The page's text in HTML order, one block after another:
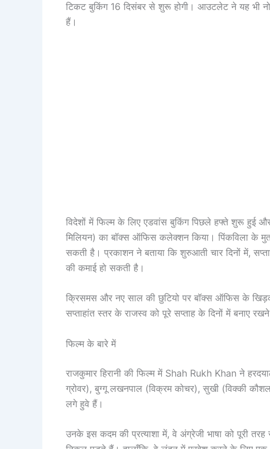
टिकट बुकिंग 16 दिसंबर से शुरू होगी। आउटलेट ने यह भी
हैं।
विदेशों में फिल्म के लिए एडवांस बुकिंग पिछले हफ्ते शुरू हुई
मिलियन) का बॉक्स ऑफिस कलेक्शन किया। पिंकविला के
सकती है। प्रकाशन ने बताया कि शुरुआती चार दिनों में,
की कमाई हो सकती है।
क्रिसमस और नए साल की छुटियो पर बॉक्स ऑफिस के
सप्ताहांत स्तर के राजस्व को पूरे सप्ताह के दिनों में बनाए
फिल्म के बारे में
राजकुमार हिरानी की फिल्म में Shah Rukh Khan ने
ग्रोवर), बुग्गू लखनपाल (विक्रम कोचर), सुखी (विक्की
लगे हुवे हैं।
उनके इस कदम की प्रत्याशा में, वे अंग्रेजी भाषा को पूरी तरह